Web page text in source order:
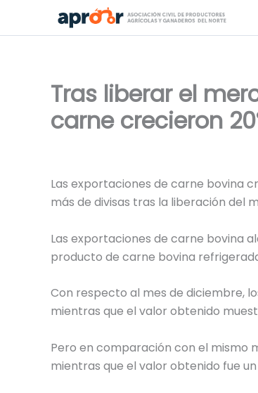
Tras liberar el
carne crecieron
Las exportaciones de carne bovina
más de divisas tras la liberación del
Las exportaciones de carne bovina
producto de carne bovina
Con respecto al mes de diciembre,
mientras que el valor obtenido
Pero en comparación con el mismo
mientras que el valor obtenido fue un